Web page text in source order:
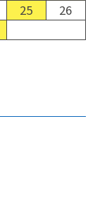
25
26